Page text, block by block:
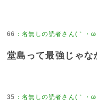
66 ：名無しの読者さん(｀・ω
堂島って最強じゃな
35 ：名無しの読者さん(｀・ω